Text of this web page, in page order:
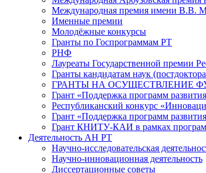
Международная премия имени В.В.
Именные премии
Молодёжные конкурсы
Гранты по Госпрограммам РТ
РНФ
Лауреаты Государственной премии
Гранты кандидатам наук
ГРАНТЫ НА ОСУЩЕСТВЛЕНИЕ
Грант «Поддержка программ
Республиканский конкурс
Грант «Поддержка программ
Грант КНИТУ-КАИ в рамках
Деятельность АН РТ
Научно-исследовательская
Научно-инновационная деятельность
Диссертационные советы